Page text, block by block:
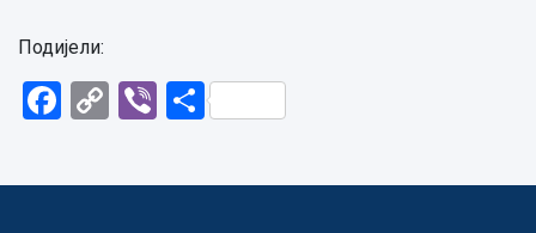
Подијели:
Facebook
CopyViberShare